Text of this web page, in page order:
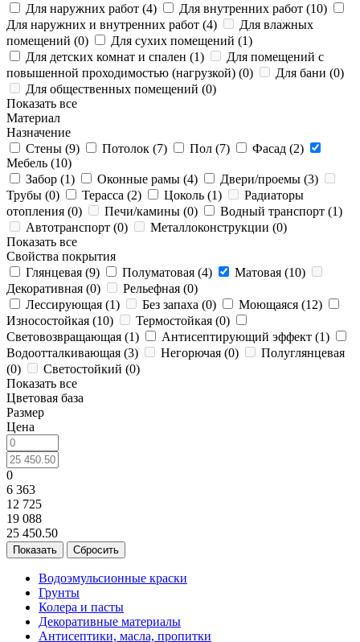
Для наружних работ (4) Для внутренних работ (10)
Для наружних и внутренних работ (4)
Для влажных
помещений (0) Для сухих помещений (1)
Для детских комнат и спален (1)
Для помещений с
повышенной проходимостью (нагрузкой) (0) Для бани (0)
Для общественных помещений (0)
Показать все
Материал
Назначение
Стены (9) Потолок (7) Пол (7) Фасад (2)
Мебель (10)
Забор (1) Оконные рамы (4) Двери/проемы (3)
Трубы (0) Терасса (2) Цоколь (1)
Радиаторы
отопления (0) Печи/камины (0) Водный транспорт (1)
Автотранспорт (0) Металлоконструкции (0)
Показать все
Свойства покрытия
Глянцевая (9) Полуматовая (4) Матовая (10)
Декоративная (0) Рельефная (0)
Лессирующая (1) Без запаха (0) Моющаяся (12)
Износостойкая (10) Термостойкая (0)
Световозвращающая (1) Антисептирующий эффект (1)
Водоотталкивающая (3) Негорючая (0)
Полуглянцевая
(0) Светостойкий (0)
Показать все
Цветовая база
Размер
Цена
0
6 363
12 725
19 088
25 450.50
Сбросить
Водоэмульсионные краски
Грунты
Колера и пасты
Декоративные материалы
Антисептики, масла, пропитки